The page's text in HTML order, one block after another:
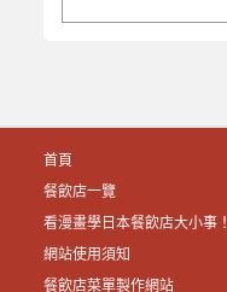
首頁
餐飲店一覽
看漫畫學日本餐飲店大小事！
網站使用須知
餐飲店菜單製作網站